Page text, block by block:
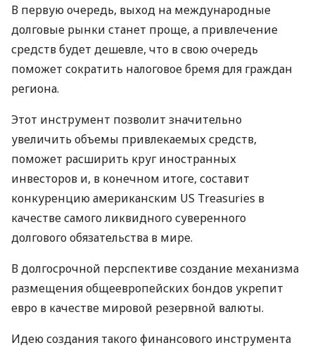
В первую очередь, выход на международные
долговые рынки станет проще, а привлечение
средств будет дешевле, что в свою очередь
поможет сократить налоговое бремя для граждан
региона.
Этот инструмент позволит значительно
увеличить объемы привлекаемых средств,
поможет расширить круг иностранных
инвесторов и, в конечном итоге, составит
конкуренцию американским US Treasuries в
качестве самого ликвидного суверенного
долгового обязательства в мире.
В долгосрочной перспективе создание механизма
размещения общеевропейских бондов укрепит
евро в качестве мировой резервной валюты.
Идею создания такого финансового инструмента